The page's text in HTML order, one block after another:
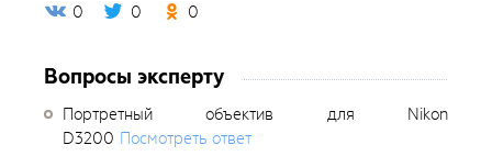
0 0 0
Вопросы эксперту
Портретный объектив для Nikon
D3200 Посмотреть ответ